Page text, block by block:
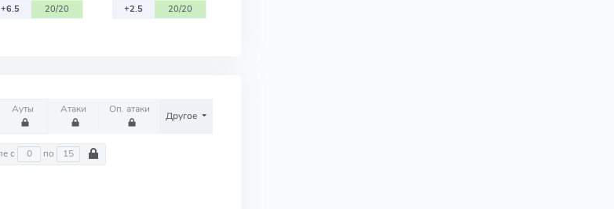
+6.5
20/20
+2.5
20/20
Ауты Атаки Оп. атаки
Другое
На интервале с по